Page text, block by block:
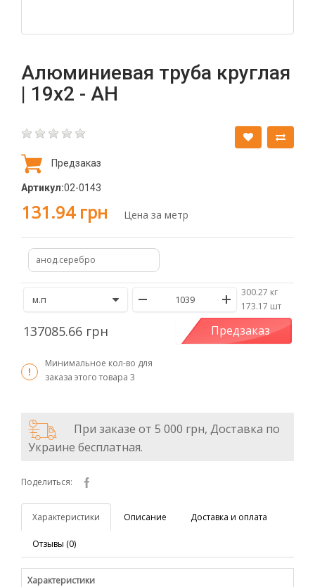
Алюминиевая труба круглая
| 19х2 - АН
Предзаказ
Артикул:02-0143
131.94 грн Цена за метр
анод.серебро
300.27 кг
/173.17 шт
137085.66 грн Предзаказ
Минимальное кол-во для
заказа этого товара 3
При заказе от 5 000 грн, Доставка по
Украине бесплатная.
Поделиться:
Характеристики Описание Доставка и оплата
Отзывы (0)
Характеристики